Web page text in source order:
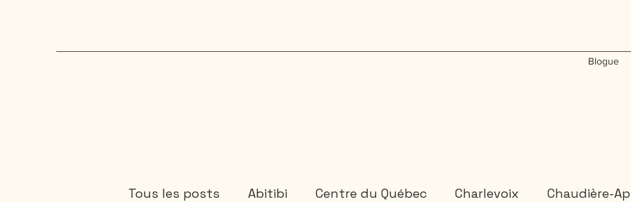
Blogue
Tous les posts Abitibi Centre du Québec Charlevoix Chaudière-